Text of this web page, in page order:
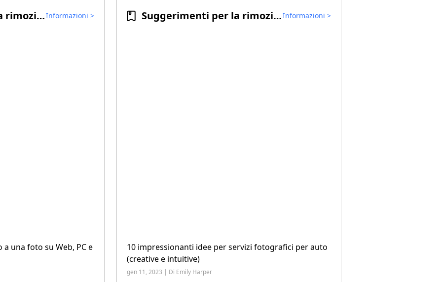
Suggerimenti per la rimozione di filigrane videoInformazioni >
una foto su Web, PC e
Suggerimenti per la rimozione di filigrane videoInformazioni >
10 impressionanti idee per servizi fotografici per auto
(creative e intuitive)
gen 11, 2023 | Di Emily Harper